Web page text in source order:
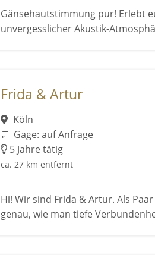
Gänsehautstimmung pur! Erlebt
unvergesslicher Akustik-
Frida & Artur
Köln
Gage: auf Anfrage
5 Jahre tätig
ca. 27 km entfernt
Hi! Wir sind Frida & Artur. Als
genau, wie man tiefe